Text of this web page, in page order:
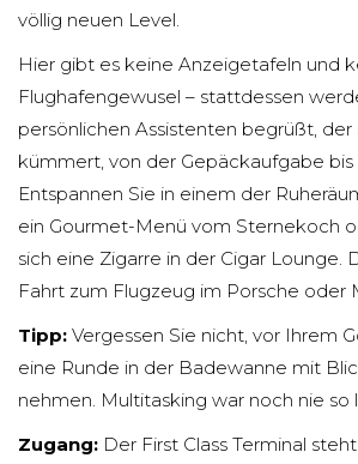
völlig neuen Level.
Hier gibt es keine Anzeigetafeln und
Flughafengewusel – stattdessen
persönlichen Assistenten begrüßt, der
kümmert, von der Gepäckaufgabe bis
Entspannen Sie in einem der
ein Gourmet-Menü vom Sternekoch
sich eine Zigarre in der Cigar Lounge.
Fahrt zum Flugzeug im Porsche oder
Tipp: Vergessen Sie nicht, vor Ihrem
eine Runde in der Badewanne mit
nehmen. Multitasking war noch nie so
Zugang: Der First Class Terminal